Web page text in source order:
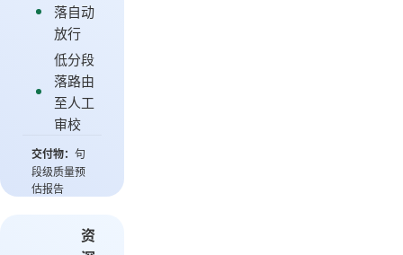
落自动
放行
低分段
落路由
至人工
审校
交付物： 句
段级质量预
估报告
资